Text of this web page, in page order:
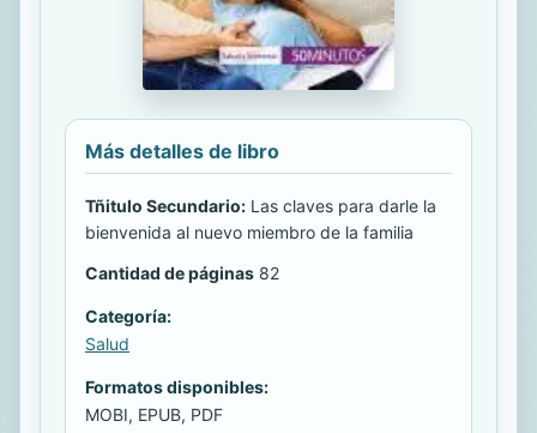
Más detalles de libro
Tñitulo Secundario: Las claves para darle la
bienvenida al nuevo miembro de la familia
Cantidad de páginas 82
Categoría:
Salud
Formatos disponibles:
MOBI, EPUB, PDF